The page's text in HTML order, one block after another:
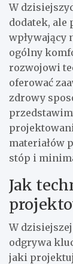
W
dodatek,
wpływający
ogólny
rozwojowi
oferować
zdrowy
materiałów
stóp i
Jak
W
odgrywa
jaki